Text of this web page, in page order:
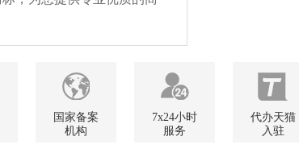
国家备案
机构
7x24小时
服务
代办天猫
入驻